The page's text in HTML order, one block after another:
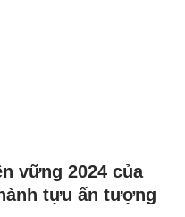
vững 2024 của
tựu ấn tượng